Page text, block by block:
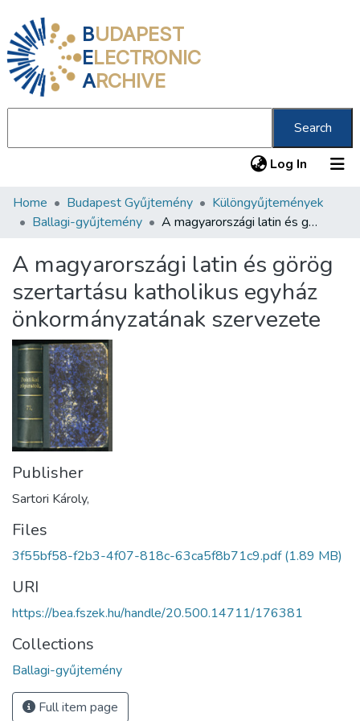
BUDAPEST
ELECTRONIC
ARCHIVE
Search
Log In (current)
Communities & Collections
Statistics
About us
Home Budapest Gyűjtemény
Különgyűjtemények
Ballagi-gyűjtemény
A magyarországi latin és görög szertartásu katholikus egyház önkormányzatának szervezete
A magyarországi latin és görög
szertartásu katholikus egyház
önkormányzatának szervezete
Publisher
Sartori Károly,
Files
3f55bf58-f2b3-4f07-818c-63ca5f8b71c9.pdf(1.89 MB)
URI
https://bea.fszek.hu/handle/20.500.14711/176381
Collections
Ballagi-gyűjtemény
Full item page